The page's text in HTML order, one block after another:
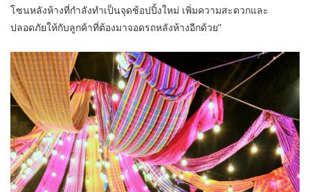
โซนหลังห้างที่กำลังทำเป็นจุดช้อปปิ้งใหม่ เพิ่มความสะดวกและ
ปลอดภัยให้กับลูกค้าที่ต้องมาจอดรถหลังห้างอีกด้วย”